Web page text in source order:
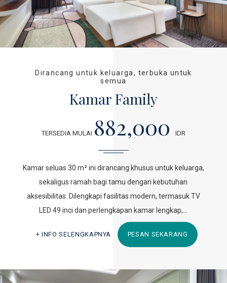
Dirancang untuk keluarga, terbuka untuk
semua
Kamar Family
TERSEDIA MULAI 882,000 IDR
Kamar seluas 30 m² ini dirancang khusus untuk keluarga,
sekaligus ramah bagi tamu dengan kebutuhan
aksesibilitas. Dilengkapi fasilitas modern, termasuk TV
LED 49 inci dan perlengkapan kamar lengkap,…
INFO SELENGKAPNYA PESAN SEKARANG